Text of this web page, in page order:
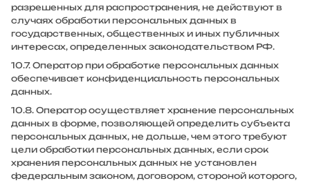
разрешенных для распространения, не действуют в
случаях обработки персональных данных в
государственных, общественных и иных публичных
интересах, определенных законодательством РФ.
10.7. Оператор при обработке персональных данных
обеспечивает конфиденциальность персональных
данных.
10.8. Оператор осуществляет хранение персональных
данных в форме, позволяющей определить субъекта
персональных данных, не дольше, чем этого требуют
цели обработки персональных данных, если срок
хранения персональных данных не установлен
федеральным законом, договором, стороной которого,